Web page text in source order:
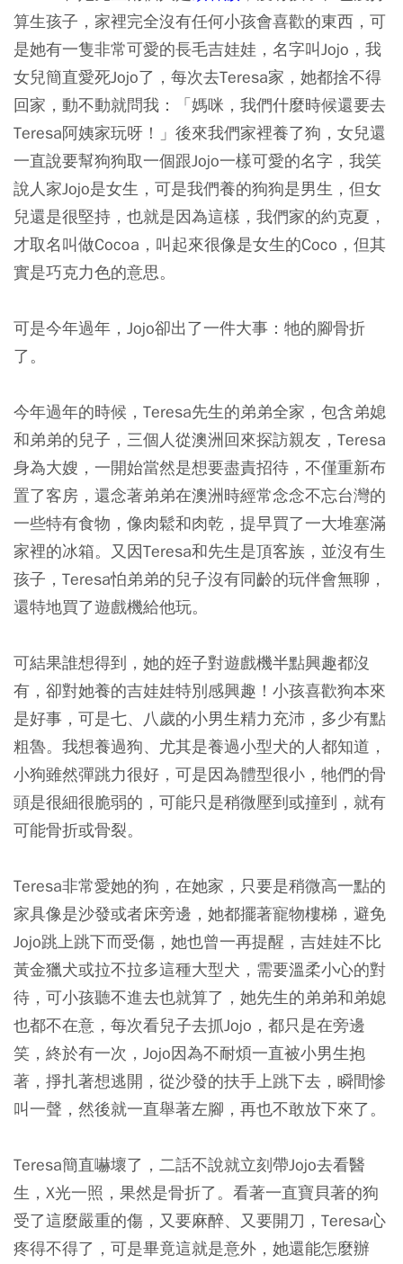
算生孩子，家裡完全沒有任何小孩會喜歡的東西，可
是她有一隻非常可愛的長毛吉娃娃，名字叫Jojo，我
女兒簡直愛死Jojo了，每次去Teresa家，她都捨不得
回家，動不動就問我：「媽咪，我們什麼時候還要去
Teresa阿姨家玩呀！」後來我們家裡養了狗，女兒還
一直說要幫狗狗取一個跟Jojo一樣可愛的名字，我笑
說人家Jojo是女生，可是我們養的狗狗是男生，但女
兒還是很堅持，也就是因為這樣，我們家的約克夏，
才取名叫做Cocoa，叫起來很像是女生的Coco，但其
實是巧克力色的意思。
可是今年過年，Jojo卻出了一件大事：牠的腳骨折
了。
今年過年的時候，Teresa先生的弟弟全家，包含弟媳
和弟弟的兒子，三個人從澳洲回來探訪親友，Teresa
身為大嫂，一開始當然是想要盡責招待，不僅重新布
置了客房，還念著弟弟在澳洲時經常念念不忘台灣的
一些特有食物，像肉鬆和肉乾，提早買了一大堆塞滿
家裡的冰箱。又因Teresa和先生是頂客族，並沒有生
孩子，Teresa怕弟弟的兒子沒有同齡的玩伴會無聊，
還特地買了遊戲機給他玩。
可結果誰想得到，她的姪子對遊戲機半點興趣都沒
有，卻對她養的吉娃娃特別感興趣！小孩喜歡狗本來
是好事，可是七、八歲的小男生精力充沛，多少有點
粗魯。我想養過狗、尤其是養過小型犬的人都知道，
小狗雖然彈跳力很好，可是因為體型很小，牠們的骨
頭是很細很脆弱的，可能只是稍微壓到或撞到，就有
可能骨折或骨裂。
Teresa非常愛她的狗，在她家，只要是稍微高一點的
家具像是沙發或者床旁邊，她都擺著寵物樓梯，避免
Jojo跳上跳下而受傷，她也曾一再提醒，吉娃娃不比
黃金獵犬或拉不拉多這種大型犬，需要溫柔小心的對
待，可小孩聽不進去也就算了，她先生的弟弟和弟媳
也都不在意，每次看兒子去抓Jojo，都只是在旁邊
笑，終於有一次，Jojo因為不耐煩一直被小男生抱
著，掙扎著想逃開，從沙發的扶手上跳下去，瞬間慘
叫一聲，然後就一直舉著左腳，再也不敢放下來了。
Teresa簡直嚇壞了，二話不說就立刻帶Jojo去看醫
生，X光一照，果然是骨折了。看著一直寶貝著的狗
受了這麼嚴重的傷，又要麻醉、又要開刀，Teresa心
疼得不得了，可是畢竟這就是意外，她還能怎麼辦